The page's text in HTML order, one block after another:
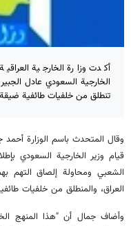
أكدت وزارة الخارجية
الخارجية السعودي عادل
تنطلق من خلفيات طائفية
وقال المتحدث باسم الوزارة أحمد
قيام وزير الخارجية السعودي
الشعبي ومحاولة إلصاق التهم
العراق، والمنطلق من خلفيات
وأضاف جمال أن "هذا المنهج